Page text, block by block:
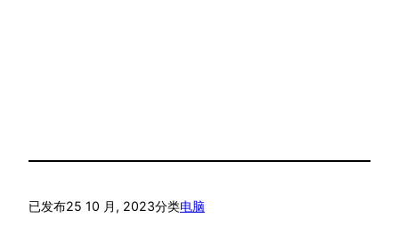
已发布25 10 月, 2023分类电脑